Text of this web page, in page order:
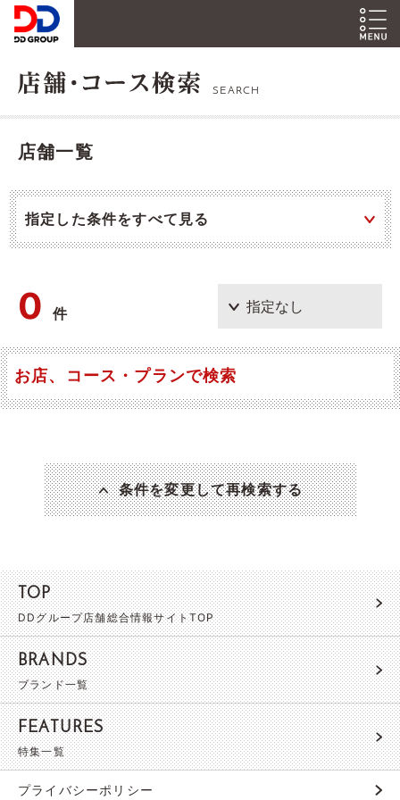
SEARCH
店舗一覧
指定した条件をすべて見る
0件
お店、コース・プランで検索
条件を変更して再検索する
TOP
DDグループ店舗総合情報サイトTOP
BRANDS
ブランド一覧
FEATURES
特集一覧
プライバシーポリシー